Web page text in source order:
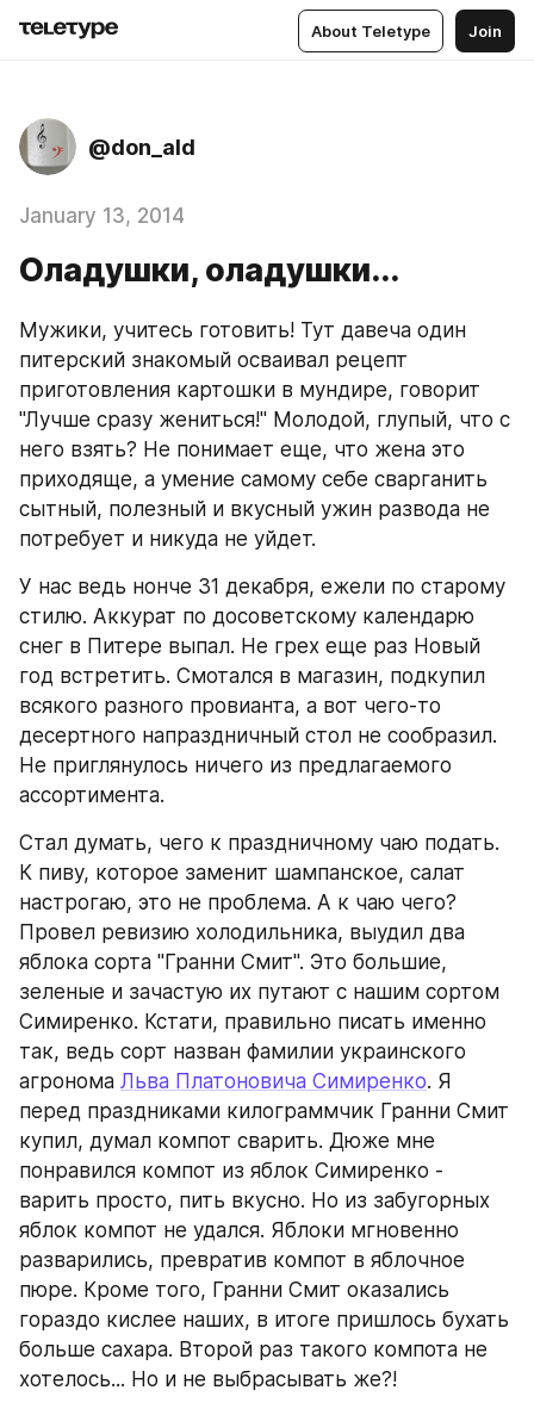
About Teletype Join
@don_ald
January 13, 2014
Оладушки, оладушки...
Мужики, учитесь готовить! Тут давеча один
питерский знакомый осваивал рецепт
приготовления картошки в мундире, говорит
"Лучше сразу жениться!" Молодой, глупый, что с
него взять? Не понимает еще, что жена это
приходяще, а умение самому себе сварганить
сытный, полезный и вкусный ужин развода не
потребует и никуда не уйдет.
У нас ведь нонче 31 декабря, ежели по старому
стилю. Аккурат по досоветскому календарю
снег в Питере выпал. Не грех еще раз Новый
год встретить. Смотался в магазин, подкупил
всякого разного провианта, а вот чего-то
десертного напраздничный стол не сообразил.
Не приглянулось ничего из предлагаемого
ассортимента.
Стал думать, чего к праздничному чаю подать.
К пиву, которое заменит шампанское, салат
настрогаю, это не проблема. А к чаю чего?
Провел ревизию холодильника, выудил два
яблока сорта "Гранни Смит". Это большие,
зеленые и зачастую их путают с нашим сортом
Симиренко. Кстати, правильно писать именно
так, ведь сорт назван фамилии украинского
агронома Льва Платоновича Симиренко. Я
перед праздниками килограммчик Гранни Смит
купил, думал компот сварить. Дюже мне
понравился компот из яблок Симиренко -
варить просто, пить вкусно. Но из забугорных
яблок компот не удался. Яблоки мгновенно
разварились, превратив компот в яблочное
пюре. Кроме того, Гранни Смит оказались
гораздо кислее наших, в итоге пришлось бухать
больше сахара. Второй раз такого компота не
хотелось... Но и не выбрасывать же?!